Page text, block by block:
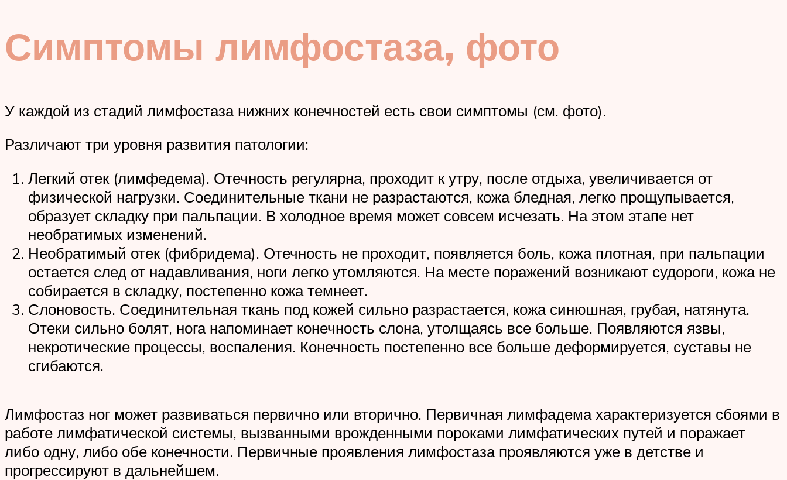
Симптомы лимфостаза, фото
У каждой из стадий лимфостаза нижних конечностей есть свои симптомы (см. фото).
Различают три уровня развития патологии:
Легкий отек (лимфедема). Отечность регулярна, проходит к утру, после отдыха, увеличивается от
физической нагрузки. Соединительные ткани не разрастаются, кожа бледная, легко прощупывается,
образует складку при пальпации. В холодное время может совсем исчезать. На этом этапе нет
необратимых изменений.
Необратимый отек (фибридема). Отечность не проходит, появляется боль, кожа плотная, при пальпации
остается след от надавливания, ноги легко утомляются. На месте поражений возникают судороги, кожа не
собирается в складку, постепенно кожа темнеет.
Слоновость. Соединительная ткань под кожей сильно разрастается, кожа синюшная, грубая, натянута.
Отеки сильно болят, нога напоминает конечность слона, утолщаясь все больше. Появляются язвы,
некротические процессы, воспаления. Конечность постепенно все больше деформируется, суставы не
сгибаются.
Лимфостаз ног может развиваться первично или вторично. Первичная лимфадема характеризуется сбоями в
работе лимфатической системы, вызванными врожденными пороками лимфатических путей и поражает
либо одну, либо обе конечности. Первичные проявления лимфостаза проявляются уже в детстве и
прогрессируют в дальнейшем.